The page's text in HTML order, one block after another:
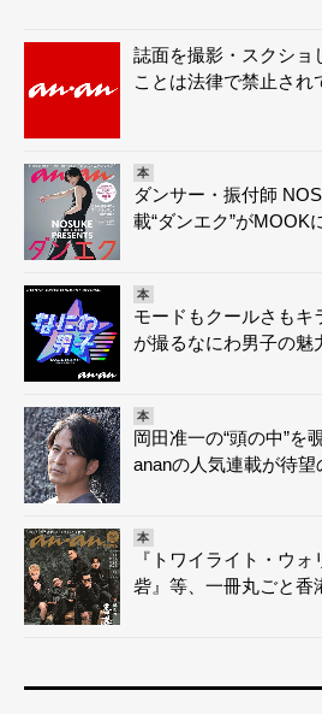
誌面を撮影・スクショ
ことは法律で禁止され
本
ダンサー・振付師
載“ダンエク”がMOOK
本
モードもクールさもキ
が撮るなにわ男子の魅
本
岡田准一の“頭の中”を
ananの人気連載が待望
本
『トワイライト・ウ
砦』等、一冊丸ごと香